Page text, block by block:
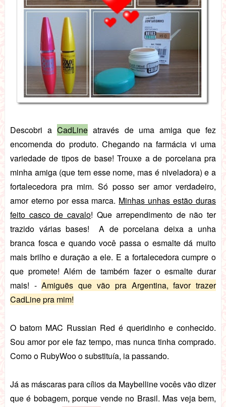
Descobri aCadLine através de uma amiga que fez
encomenda do produto. Chegando na farmácia vi uma
variedade de tipos de base! Trouxe a de porcelana pra
minha amiga (que tem esse nome, mas é niveladora) e a
fortalecedora pra mim. Só posso ser amor verdadeiro,
amor eterno por essa marca. Minhas unhas estão duras
feito casco de cavalo! Que arrependimento de não ter
trazido várias bases! A de porcelana deixa a unha
branca fosca e quando você passa o esmalte dá muito
mais brilho e duração a ele. E a fortalecedora cumpre o
que promete! Além de também fazer o esmalte durar
mais! -Amiguës que vão pra Argentina, favor trazer
CadLine pra mim!
O batom MAC Russian Red é queridinho e conhecido.
Sou amor por ele faz tempo, mas nunca tinha comprado.
Como o RubyWoo o substituía, ia passando.
Já as máscaras para cílios da Maybelline vocês vão dizer
que é bobagem, porque vende no Brasil. Mas veja bem,